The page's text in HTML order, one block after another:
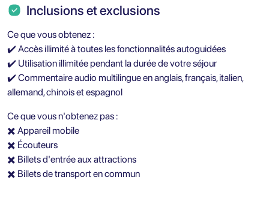
Inclusions et exclusions
Ce que vous obtenez :
✔️ Accès illimité à toutes les fonctionnalités autoguidées
✔️ Utilisation illimitée pendant la durée de votre séjour
✔️ Commentaire audio multilingue en anglais, français, italien,
allemand, chinois et espagnol
Ce que vous n'obtenez pas :
✖️ Appareil mobile
✖️ Écouteurs
✖️ Billets d'entrée aux attractions
✖️ Billets de transport en commun